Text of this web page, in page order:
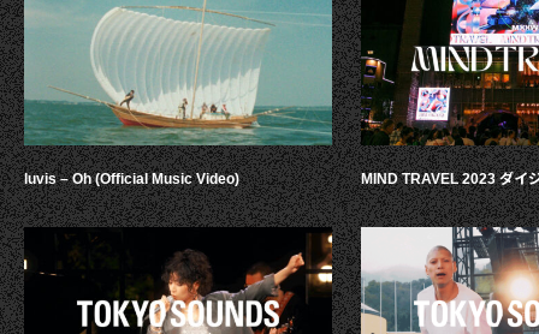
luvis – Oh (Official Music Video) MIND TRAVEL 2023 ダイ